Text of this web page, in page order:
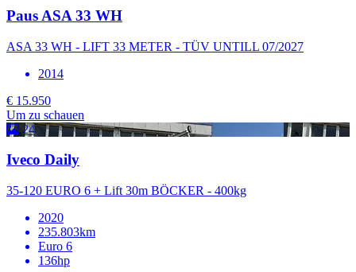
Paus ASA 33 WH
ASA 33 WH - LIFT 33 METER - TÜV UNTILL 07/2027
2014
€ 15.950
Um zu schauen
24
Iveco Daily
35-120 EURO 6 + Lift 30m BÖCKER - 400kg
2020
235.803km
Euro 6
136hp